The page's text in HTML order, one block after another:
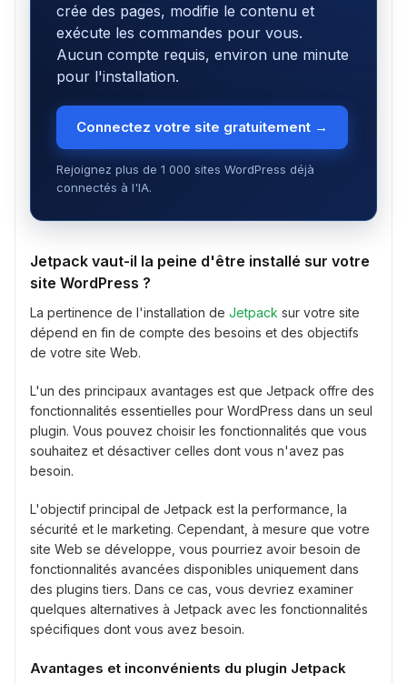
crée des pages, modifie le contenu et
exécute les commandes pour vous.
Aucun compte requis, environ une minute
pour l'installation.
Connectez votre site gratuitement →
Rejoignez plus de 1 000 sites WordPress déjà
connectés à l'IA.
Jetpack vaut-il la peine d'être installé sur votre
site WordPress ?
La pertinence de l'installation de Jetpack sur votre site
dépend en fin de compte des besoins et des objectifs
de votre site Web.
L'un des principaux avantages est que Jetpack offre des
fonctionnalités essentielles pour WordPress dans un seul
plugin. Vous pouvez choisir les fonctionnalités que vous
souhaitez et désactiver celles dont vous n'avez pas
besoin.
L'objectif principal de Jetpack est la performance, la
sécurité et le marketing. Cependant, à mesure que votre
site Web se développe, vous pourriez avoir besoin de
fonctionnalités avancées disponibles uniquement dans
des plugins tiers. Dans ce cas, vous devriez examiner
quelques alternatives à Jetpack avec les fonctionnalités
spécifiques dont vous avez besoin.
Avantages et inconvénients du plugin Jetpack